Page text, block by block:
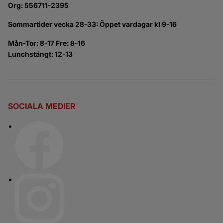
Org: 556711-2395
Sommartider vecka 28-33: Öppet vardagar kl 9-16
Mån-Tor: 8-17 Fre: 8-16
Lunchstängt: 12-13
SOCIALA MEDIER